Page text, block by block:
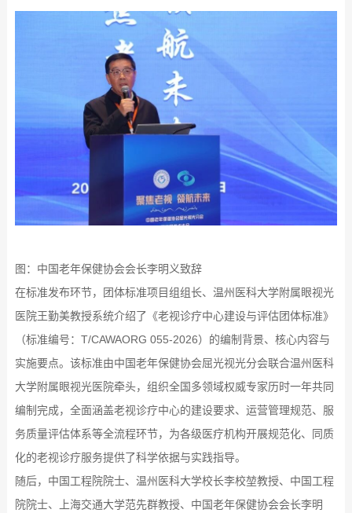
图：中国老年保健协会会长李明义致辞
在标准发布环节，
团体标准项目组组长、温州医科大学附属眼视光
医院王勤美教授系统介绍了《老视诊疗中心建设与评估团体标准》
（标准编号：T/CAWAORG 055-2026）的编制背景、核心内容与
实施要点。该标准由中国老年保健协会屈光视光分会联合温州医科
大学附属眼视光医院牵头，组织全国多领域权威专家历时一年共同
编制完成，全面涵盖老视诊疗中心的建设要求、运营管理规范、服
务质量评估体系等全流程环节，为各级医疗机构开展规范化、同质
化的老视诊疗服务提供了科学依据与实践指导。
随后，中国工程院院士、温州医科大学校长李校堃教授、中国工程
院院士、上海交通大学范先群教授、中国老年保健协会会长李明